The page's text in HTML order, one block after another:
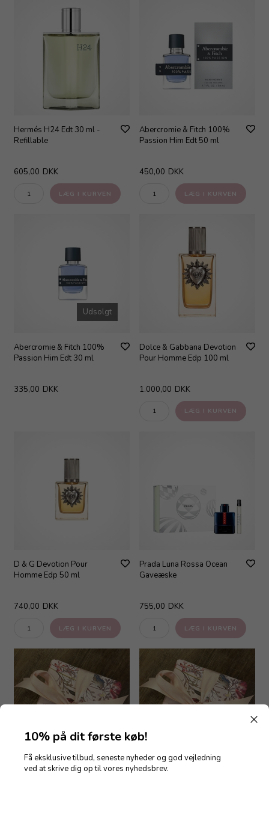
Hermés H24 Edt 30 ml -
Refillable
605,00 DKK
Abercromie & Fitch 100%
Passion Him Edt 50 ml
450,00 DKK
Udsolgt
Abercromie & Fitch 100%
Passion Him Edt 30 ml
335,00 DKK
Dolce & Gabbana Devotion
Pour Homme Edp 100 ml
1.000,00 DKK
D & G Devotion Pour
Homme Edp 50 ml
740,00 DKK
Prada Luna Rossa Ocean
Gaveæske
755,00 DKK
10% på dit første køb!
Få eksklusive tilbud, seneste nyheder og god vejledning
ved at skrive dig op til vores nyhedsbrev.